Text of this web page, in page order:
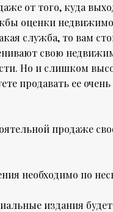
от того, куда
оценки
служба, то вам
свою
Но и слишком
продавать ее
продаже
необходимо по
издания